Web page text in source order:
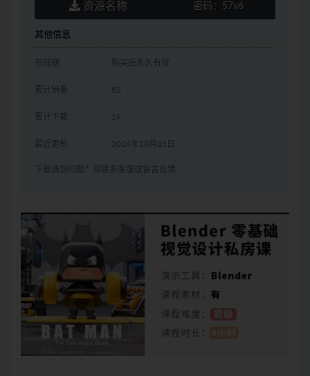
资源名称 密码： 57v6
其他信息
有效期 购买后永久有效
累计销量 82
累计下载 19
最近更新 2024年10月05日
下载遇到问题？可联系客服或留言反馈